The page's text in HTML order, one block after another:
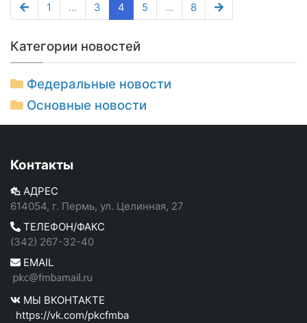
1 ... 3 4 5 ... 8
Категории новостей
Федеральные новости
Основные новости
Контакты
АДРЕС
614054, г. Пермь, ул. Целинная, 27
ТЕЛЕФОН/ФАКС
(342) 267-32-40
EMAIL
МЫ ВКОНТАКТЕ
https://vk.com/pkcfmba